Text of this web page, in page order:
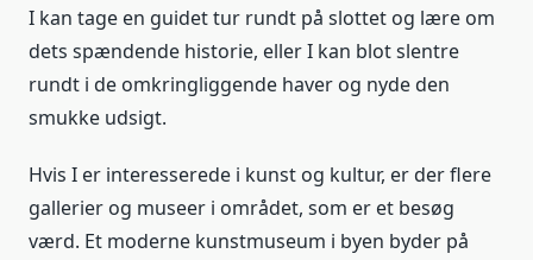
I kan tage en guidet tur rundt på slottet og lære om
dets spændende historie, eller I kan blot slentre
rundt i de omkringliggende haver og nyde den
smukke udsigt.
Hvis I er interesserede i kunst og kultur, er der flere
gallerier og museer i området, som er et besøg
værd. Et moderne kunstmuseum i byen byder på